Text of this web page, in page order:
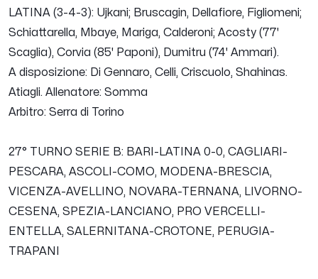
LATINA (3-4-3): Ujkani; Bruscagin, Dellafiore, Figliomeni;
Schiattarella, Mbaye, Mariga, Calderoni; Acosty (77'
Scaglia), Corvia (85' Paponi), Dumitru (74' Ammari).
A disposizione: Di Gennaro, Celli, Criscuolo, Shahinas.
Atiagli. Allenatore: Somma
Arbitro: Serra di Torino
27° TURNO SERIE B: BARI-LATINA 0-0, CAGLIARI-
PESCARA, ASCOLI-COMO, MODENA-BRESCIA,
VICENZA-AVELLINO, NOVARA-TERNANA, LIVORNO-
CESENA, SPEZIA-LANCIANO, PRO VERCELLI-
ENTELLA, SALERNITANA-CROTONE, PERUGIA-
TRAPANI